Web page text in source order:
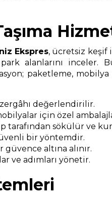
Ekspres, ücretsiz keşif
alanlarını inceler.
paketleme,
değerlendirilir.
için özel
tarafından sökülür ve
bir yöntemdir.
altına alınır.
ve adımları yönetir.